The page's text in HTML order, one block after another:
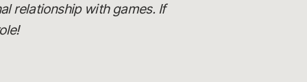
relationship with games. If